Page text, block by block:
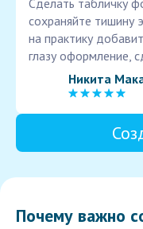
Сделать табличку
сохраняйте тишину
на практику
глазу оформление,
Никита
Почему важно